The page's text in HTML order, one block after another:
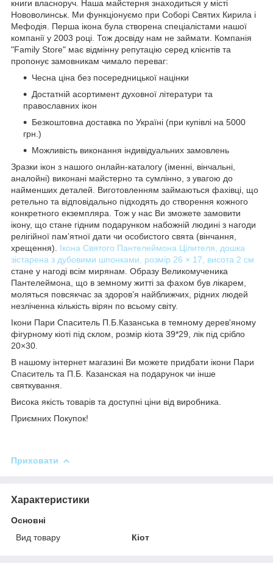
книги власноруч. Наша майстерня знаходиться у місті
Нововолинськ. Ми функціонуємо при Соборі Святих Кирила і
Мефодія. Перша ікона була створена спеціалістами нашої
компанії у 2003 році. Тож досвіду нам не займати. Компанія
"Family Store" має відмінну репутацію серед клієнтів та
пропонує замовникам чимало переваг:
Чесна ціна без посередницької націнки
Достатній асортимент духовної літератури та
православних ікон
Безкоштовна доставка по Україні (при купівлі на 5000
грн.)
Можливість виконання індивідуальних замовлень
Зразки ікон з нашого онлайн-каталогу (іменні, вінчальні,
аналойні) виконані майстерно та сумлінно, з увагою до
найменших деталей. Виготовленням займаються фахівці, що
ретельно та відповідально підходять до створення кожного
конкретного екземпляра. Тож у нас Ви зможете замовити
ікону, що стане гідним подарунком набожній людині з нагоди
релігійної пам’ятної дати чи особистого свята (вінчання,
хрещення). Ікона Святого Пантелеймона Цілителя, дошка
зістарена з дубовими шпонками, розмір 26 × 17, висота 2 см
стане у нагоді всім мирянам. Образу Великомученика
Пантелеймона, що в земному житті за фахом був лікарем,
моляться повсякчас за здоров’я найближчих, рідних людей
незліченна кількість вірян по всьому світу.
Ікони Пари Спаситель П.Б.Казанська в темному дерев'яному
фігурному кіоті під склом, розмір кіота 39*29, лік під срібло
20×30.
В нашому інтернет магазині Ви можете придбати ікони Пари
Спаситель та П.Б. Казанская на подарунок чи інше
святкування.
Висока якість товарів та доступні ціни від виробника.
Приємних Покупок!
Приховати
Характеристики
Основні
Вид товару
Кіот